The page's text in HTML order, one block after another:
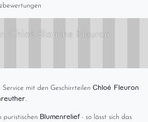
Chloé Blanche Fleuron
mit den Geschirrteilen Chloé Fleuron
puristischen Blumenrelief- so lässt sich das